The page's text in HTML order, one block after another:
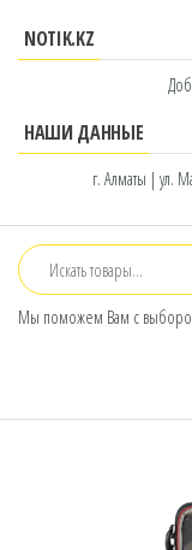
NOTIK.KZ
НАШИ ДАННЫЕ
г. Алматы | ул.
Мы поможем Вам с
магазин